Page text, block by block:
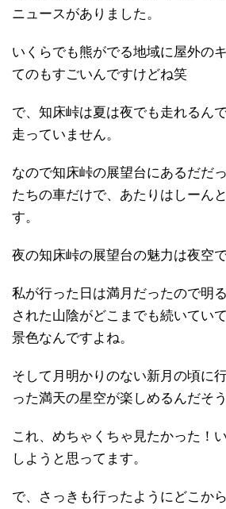
ニュースがありました。
いくらでも熊がでる地域に屋外の
てのもすごいんですけどね笑
で、知床峠は夏は夜でも走れるん
走っていません。
なので知床峠の展望台にあるだだ
たちの車だけで、あたりはしーん
す。
夜の知床峠の展望台の魅力は夜空で
私が行った日は満月だったので明
された山陰がどこまでも続いてい
景色なんですよね。
そして月明かりのない新月の頃に
った満天の星空が楽しめるんだそう
これ、めちゃくちゃ見たかった！
しようと思ってます。
で、さっきも行ったようにどこか